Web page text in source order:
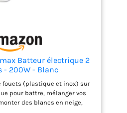
Batteur électrique 2
- 200W - Blanc
fouets (plastique et inox) sur
pour battre, mélanger vos
des blancs en neige,